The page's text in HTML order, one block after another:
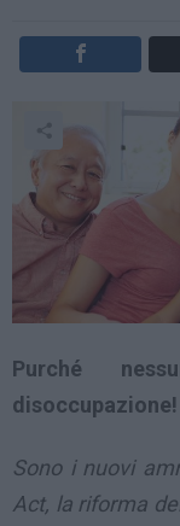
Purché
disoccupazione!
Sono i nuovi
Act, la riforma